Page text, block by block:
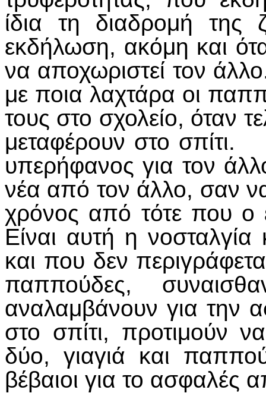
ίδια τη διαδρομή της
εκδήλωση, ακόμη και
να αποχωριστεί τον
με ποια λαχτάρα οι
τους στο σχολείο, όταν
μεταφέρουν στο
υπερήφανος για τον
νέα από τον άλλο, σαν
χρόνος από τότε που ο
Είναι αυτή η
και που δεν
παππούδες,
αναλαμβάνουν για την
στο σπίτι, προτιμούν
δύο, γιαγιά και
βέβαιοι για το ασφαλές